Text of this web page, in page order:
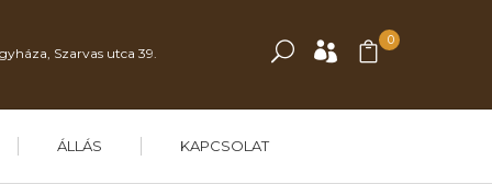
Szarvas utca 39.
0
ÁLLÁS KAPCSOLAT